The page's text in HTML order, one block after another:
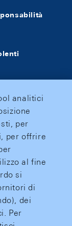
analitici
per
per offrire
al fine
si
di
dei
Per